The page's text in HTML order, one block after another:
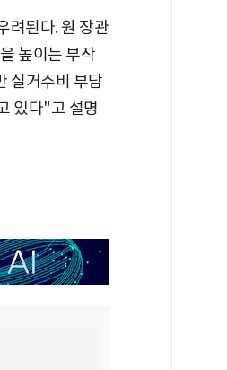
려된다. 원 장관
높이는 부작
실거주비 부담
있다"고 설명